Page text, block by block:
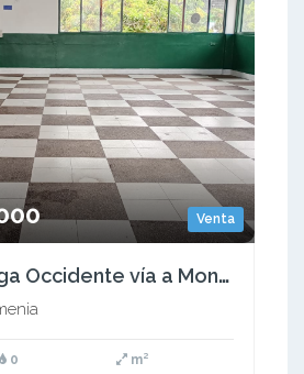
Venta
Venta Bodega Occidente vía a Montenegro Quindío (COL) COD: 9404955
0 m²